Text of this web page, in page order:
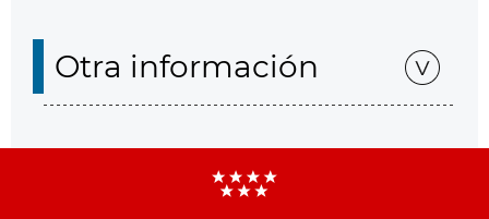
Otra información